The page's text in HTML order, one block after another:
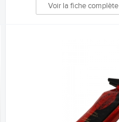
Voir la fiche complète